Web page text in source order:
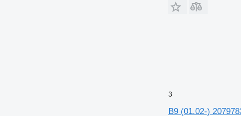
3
B9 (01.02-)